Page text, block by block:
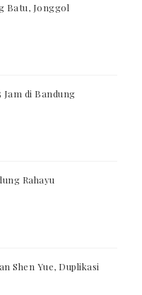
Batu, Jonggol
Jam di Bandung
Rahayu
Shen Yue, Duplikasi